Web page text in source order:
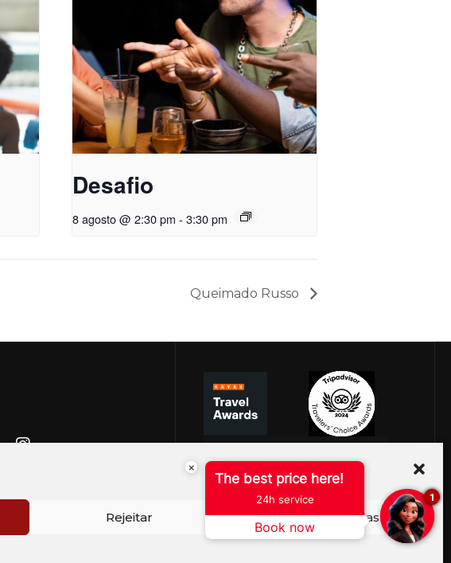
Rejeitar Ver preferências
Desafio
8 agosto @ 2:30 pm - 3:30 pm
Queimado Russo
×
The best price here!
24h service
Book now
1